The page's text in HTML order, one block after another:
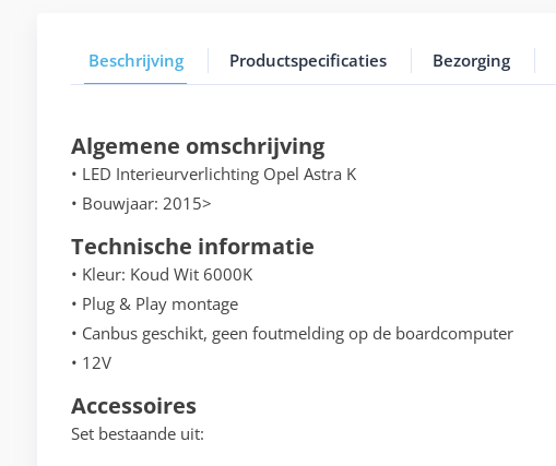
Beschrijving Productspecificaties Bezorging
Algemene omschrijving
• LED Interieurverlichting Opel Astra K
• Bouwjaar: 2015>
Technische informatie
• Kleur: Koud Wit 6000K
• Plug & Play montage
• Canbus geschikt, geen foutmelding op de boardcomputer
• 12V
Accessoires
Set bestaande uit: